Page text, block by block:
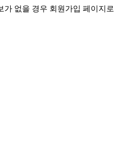
가 없을 경우 회원가입 페이지로